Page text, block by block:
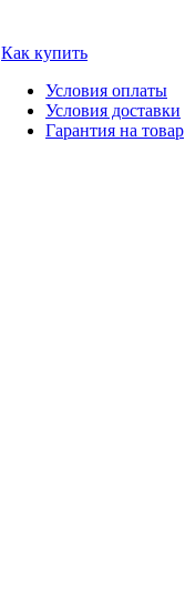
Как купить
Условия оплаты
Условия доставки
Гарантия на товар